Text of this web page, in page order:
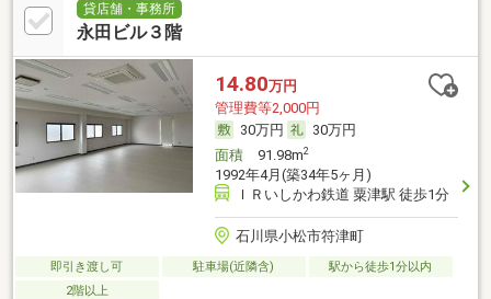
貸店舗・事務所
永田ビル３階
14.80万円
管理費等2,000円
30万円
30万円
面積91.98m2
1992年4月(築34年5ヶ月)
ＩＲいしかわ鉄道 粟津駅 徒歩1分
石川県小松市符津町
即引き渡し可 駐車場(近隣含)
駅から徒歩1分以内
2階以上